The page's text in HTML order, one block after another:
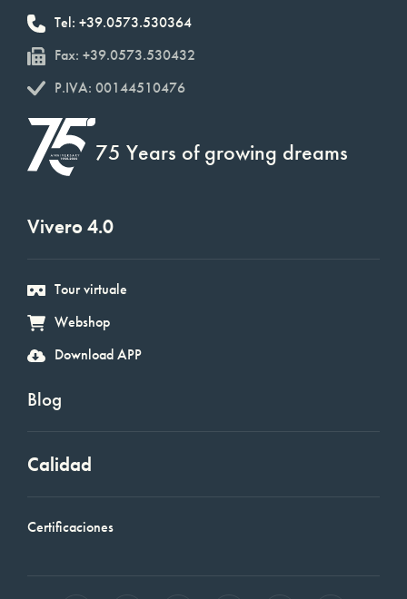
Tel: +39.0573.530364
Fax: +39.0573.530432
P.IVA: 00144510476
75 Years of growing dreams
Vivero 4.0
Tour virtuale
Webshop
Download APP
Blog
Calidad
Certificaciones